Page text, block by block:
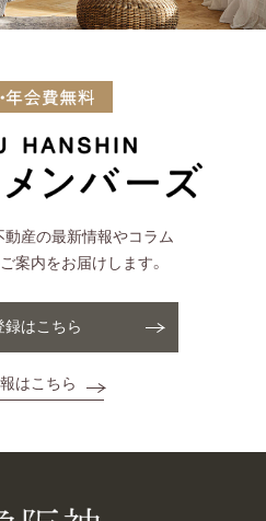
産の最新情報やコラム
案内をお届けします。
録はこちら
はこちら